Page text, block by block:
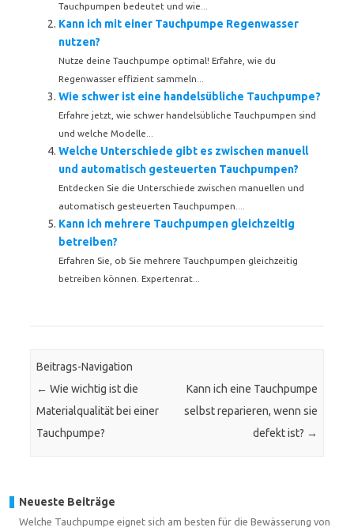
Tauchpumpen bedeutet und wie...
Kann ich mit einer Tauchpumpe Regenwasser
nutzen?
Nutze deine Tauchpumpe optimal! Erfahre, wie du
Regenwasser effizient sammeln...
Wie schwer ist eine handelsübliche Tauchpumpe?
Erfahre jetzt, wie schwer handelsübliche Tauchpumpen sind
und welche Modelle...
Welche Unterschiede gibt es zwischen manuell
und automatisch gesteuerten Tauchpumpen?
Entdecken Sie die Unterschiede zwischen manuellen und
automatisch gesteuerten Tauchpumpen....
Kann ich mehrere Tauchpumpen gleichzeitig
betreiben?
Erfahren Sie, ob Sie mehrere Tauchpumpen gleichzeitig
betreiben können. Expertenrat...
Beitrags-Navigation
← Wie wichtig ist die
Materialqualität bei einer
Tauchpumpe?
Kann ich eine Tauchpumpe
selbst reparieren, wenn sie
defekt ist? →
Neueste Beiträge
Welche Tauchpumpe eignet sich am besten für die Bewässerung von